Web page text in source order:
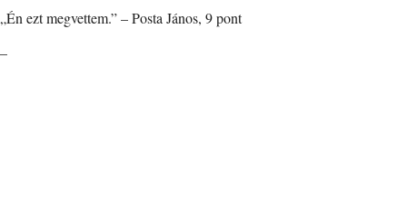
„Én ezt megvettem.” – Posta János, 9 pont
–